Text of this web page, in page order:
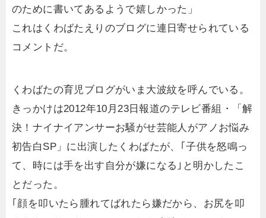
のために書いてあるようで嬉しかった」
これはくわばたえりのブログに連日寄せられている
コメントだ。
くわばたの育児ブログがいま大波紋を呼んでいる。
きっかけは2012年10月23日報道のテレビ番組・「解
決！ナイナイアンサーお騒がせ芸能人がアノお悩み
初告白SP」に出演したくわばたが、｢子供を怒鳴っ
て、時には手を出す自分が嫌になる｣と明かしたこ
とだった。
｢顔を叩いたら腫れてばれたら嫌だから、お尻を叩